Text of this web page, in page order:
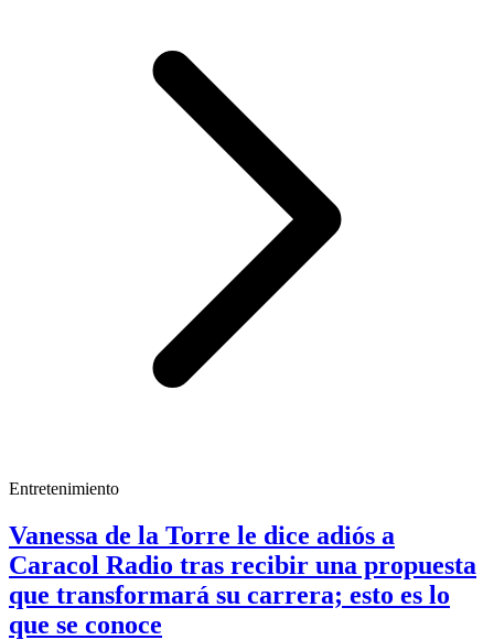
Entretenimiento
Vanessa de la Torre le dice adiós a
Caracol Radio tras recibir una propuesta
que transformará su carrera; esto es lo
que se conoce